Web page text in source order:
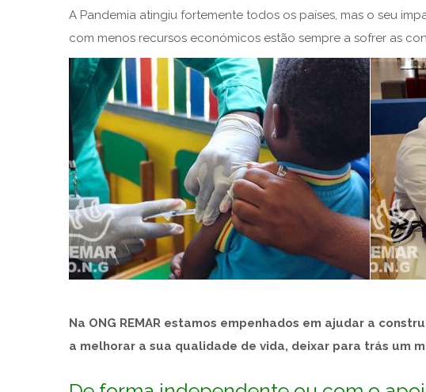
A Pandemia atingiu fortemente todos os países, mas o seu
com menos recursos económicos estão sempre a sofrer as
Na ONG REMAR estamos empenhados em ajudar a
a melhorar a sua qualidade de vida, deixar para trás um